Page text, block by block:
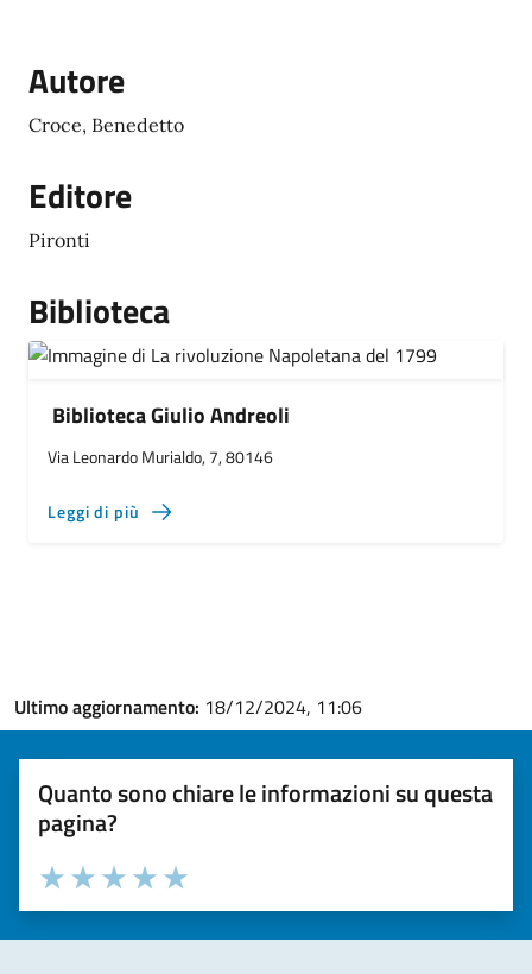
Autore
Croce, Benedetto
Editore
Pironti
Biblioteca
Biblioteca Giulio Andreoli
Via Leonardo Murialdo, 7, 80146
Leggi di più
Ultimo aggiornamento: 18/12/2024, 11:06
Quanto sono chiare le informazioni su questa
pagina?
Valuta la chiarezza delle informazioni (da 1 a 5 stelle)
Seleziona il numero di stelle per valutare la chiarezza delle
Valuta 5 stelle su 5
Valuta 4 stelle su 5
Valuta 3 stelle su 5
Valuta 2 stelle su 5
Valuta 1 stelle su 5